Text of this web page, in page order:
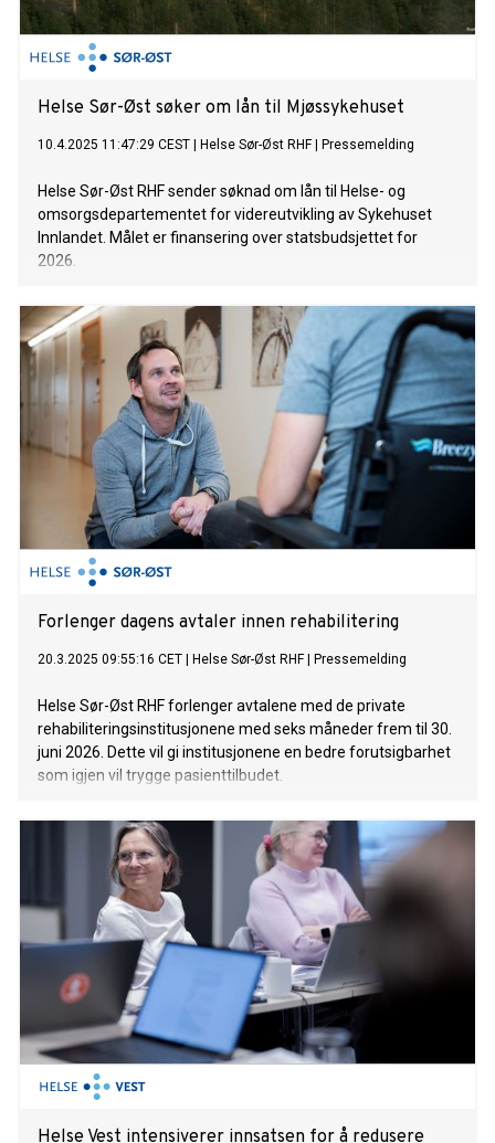
Helse Sør-Øst søker om lån til Mjøssykehuset
10.4.2025 11:47:29 CEST Helse Sør-Øst RHF| Pressemelding
Helse Sør-Øst RHF sender søknad om lån til Helse- og
omsorgsdepartementet for videreutvikling av Sykehuset
Innlandet. Målet er finansering over statsbudsjettet for
2026.
Forlenger dagens avtaler innen rehabilitering
20.3.2025 09:55:16 CET Helse Sør-Øst RHF| Pressemelding
Helse Sør-Øst RHF forlenger avtalene med de private
rehabiliteringsinstitusjonene med seks måneder frem til 30.
juni 2026. Dette vil gi institusjonene en bedre forutsigbarhet
som igjen vil trygge pasienttilbudet.
Helse Vest intensiverer innsatsen for å redusere